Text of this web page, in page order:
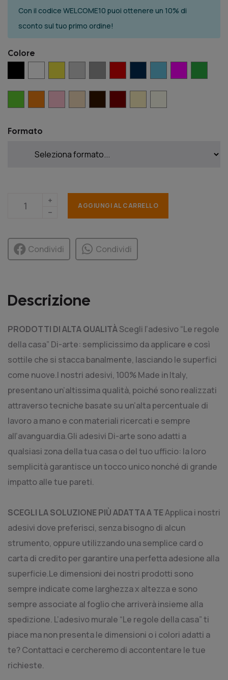
Con il codice WELCOME10 puoi ottenere un 10% di
sconto sul tuo primo ordine!
Colore
Formato
AGGIUNGI AL CARRELLO
Condividi Condividi
Descrizione
PRODOTTI DI ALTA QUALITÀScegli l’adesivo “Le regole
della casa” Di-arte: semplicissimo da applicare e così
sottile che si stacca banalmente, lasciando le superfici
come nuove.I nostri adesivi, 100% Made in Italy,
presentano un’altissima qualità, poiché sono realizzati
attraverso tecniche basate su un’alta percentuale di
lavoro a mano e con materiali ricercati e sempre
all’avanguardia.Gli adesivi Di-arte sono adatti a
qualsiasi zona della tua casa o del tuo ufficio: la loro
semplicità garantisce un tocco unico nonché di grande
impatto alle tue pareti.
SCEGLI LA SOLUZIONE PIÙ ADATTA A TEApplica i nostri
adesivi dove preferisci, senza bisogno di alcun
strumento, oppure utilizzando una semplice card o
carta di credito per garantire una perfetta adesione alla
superficie.Le dimensioni dei nostri prodotti sono
sempre indicate come larghezza x altezza e sono
sempre associate al foglio che arriverà insieme alla
spedizione. L’adesivo murale “Le regole della casa” ti
piace ma non presenta le dimensioni o i colori adatti a
te? Contattaci e cercheremo di accontentare le tue
richieste.